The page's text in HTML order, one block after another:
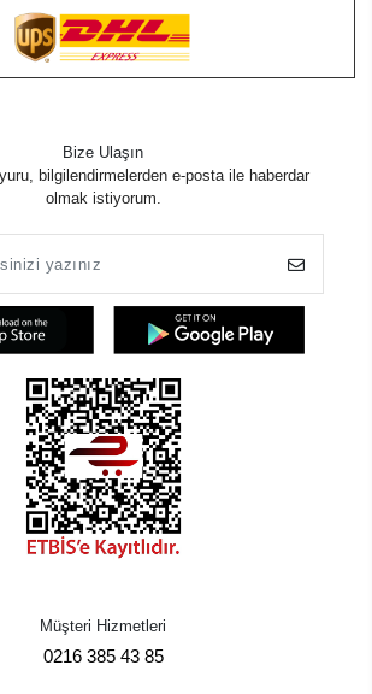
Bize Ulaşın
bilgilendirmelerden e-posta ile haberdar
olmak istiyorum.
Müşteri Hizmetleri
0216 385 43 85